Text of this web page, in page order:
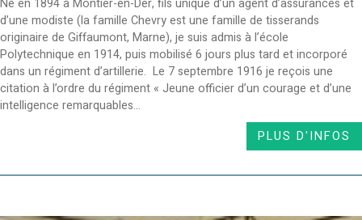
Né en 1894 à Montier-en-Der, fils unique d’un agent d’assurances et
d’une modiste (la famille Chevry est une famille de tisserands
originaire de Giffaumont, Marne), je suis admis à l’école
Polytechnique en 1914, puis mobilisé 6 jours plus tard et incorporé
dans un régiment d’artillerie. Le 7 septembre 1916 je reçois une
citation à l’ordre du régiment « Jeune officier d’un courage et d’une
intelligence remarquables...
PLUS D'INFOS